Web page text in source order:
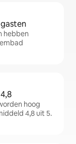
hebben
hoog
4,8 uit 5.